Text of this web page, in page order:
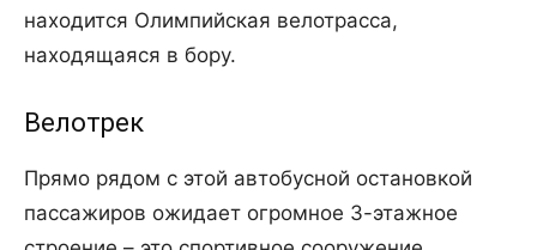
находится Олимпийская велотрасса,
находящаяся в бору.
Велотрек
Прямо рядом с этой автобусной остановкой
пассажиров ожидает огромное 3-этажное